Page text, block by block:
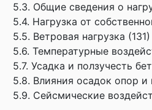
5.3. Общие сведения о
5.4. Нагрузка от
5.5. Ветровая нагрузка (131)
5.6. Температурные
5.7. Усадка и ползучесть
5.8. Влияния осадок опор
5.9. Сейсмические